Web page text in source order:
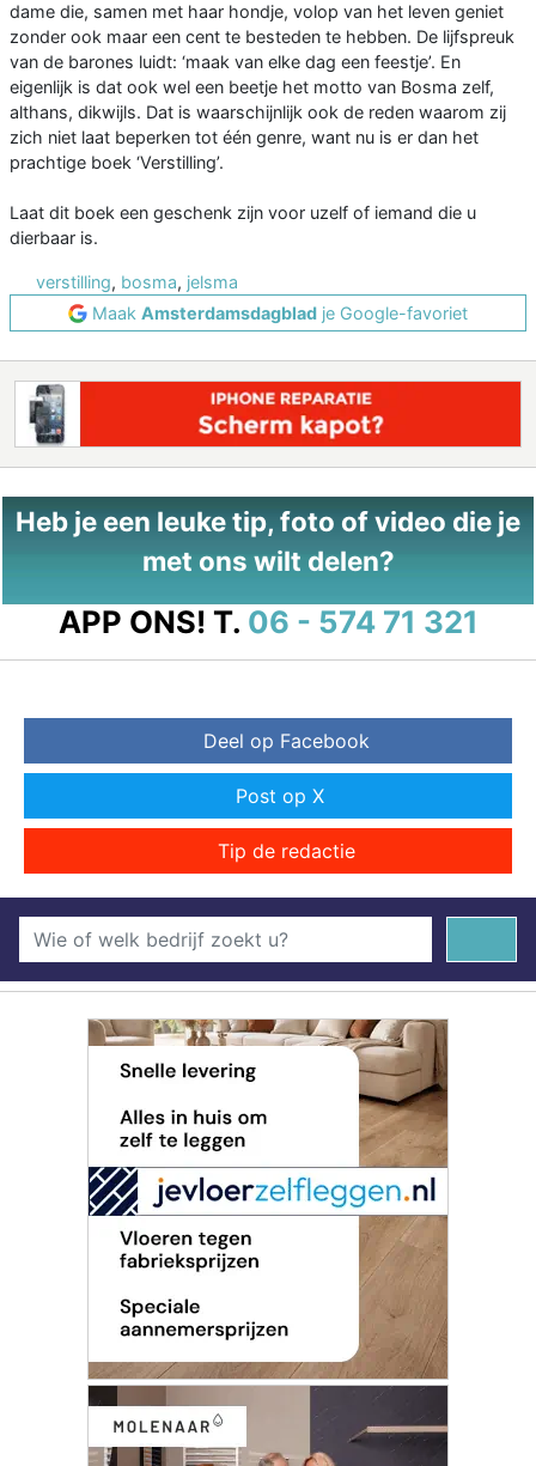
dame die, samen met haar hondje, volop van het leven geniet
zonder ook maar een cent te besteden te hebben. De lijfspreuk
van de barones luidt: ‘maak van elke dag een feestje’. En
eigenlijk is dat ook wel een beetje het motto van Bosma zelf,
althans, dikwijls. Dat is waarschijnlijk ook de reden waarom zij
zich niet laat beperken tot één genre, want nu is er dan het
prachtige boek ‘Verstilling’.
Laat dit boek een geschenk zijn voor uzelf of iemand die u
dierbaar is.
verstilling, bosma, jelsma
Maak Amsterdamsdagblad je Google-favoriet
Heb je een leuke tip, foto of video die je
met ons wilt delen?
APP ONS! T. 06 - 574 71 321
Deel op Facebook
Post op X
Tip de redactie